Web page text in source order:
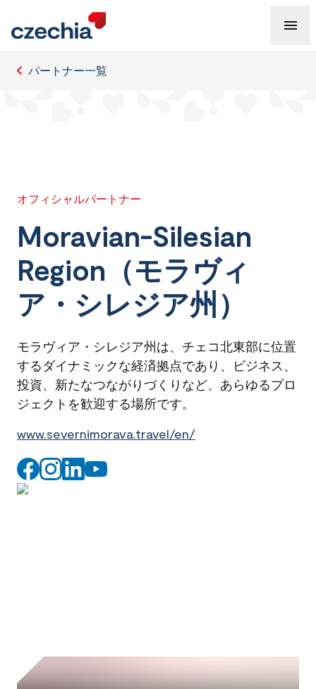
パートナー一覧
オフィシャルパートナー
Moravian-Silesian
Region（モラヴィ
ア・シレジア州）
モラヴィア・シレジア州は、チェコ北東部に位置
するダイナミックな経済拠点であり、ビジネス、
投資、新たなつながりづくりなど、あらゆるプロ
ジェクトを歓迎する場所です。
www.severnimorava.travel/en/